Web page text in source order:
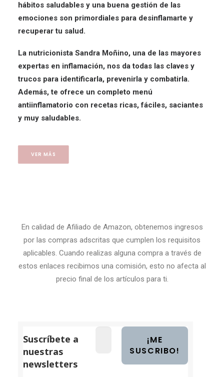
hábitos saludables y una buena gestión de las
emociones son primordiales para desinflamarte y
recuperar tu salud.
La nutricionista Sandra Moñino, una de las mayores
expertas en inflamación, nos da todas las claves y
trucos para identificarla, prevenirla y combatirla.
Además, te ofrece un completo menú
antiinflamatorio con recetas ricas, fáciles, saciantes
y muy saludables.
VER MÁS
En calidad de Afiliado de Amazon, obtenemos ingresos
por las compras adscritas que cumplen los requisitos
aplicables. Cuando realizas alguna compra a través de
estos enlaces recibimos una comisión, esto no afecta al
precio final de los artículos para ti.
Suscríbete a
nuestras
newsletters